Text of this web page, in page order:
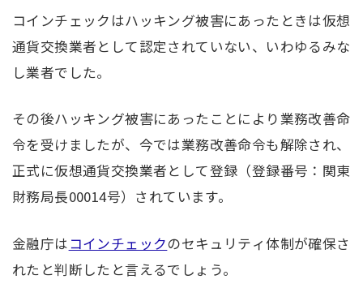
コインチェックはハッキング被害にあったときは仮想
通貨交換業者として認定されていない、いわゆるみな
し業者でした。
その後ハッキング被害にあったことにより業務改善命
令を受けましたが、今では業務改善命令も解除され、
正式に仮想通貨交換業者として登録（登録番号：関東
財務局長00014号）されています。
金融庁は コインチェックのセキュリティ体制が確保さ
れたと判断したと言えるでしょう。